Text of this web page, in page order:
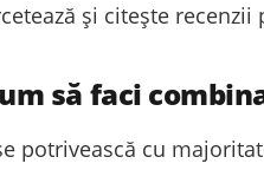
și citește
să faci
potrivească cu